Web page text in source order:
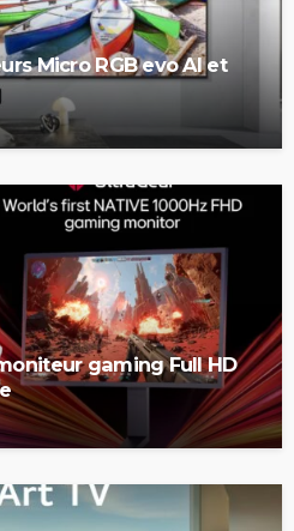
Micro RGB evo AI et
gaming Full HD